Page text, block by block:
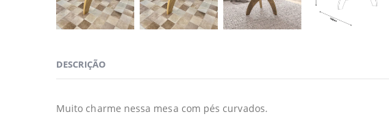
DESCRIÇÃO
Muito charme nessa mesa com pés curvados.